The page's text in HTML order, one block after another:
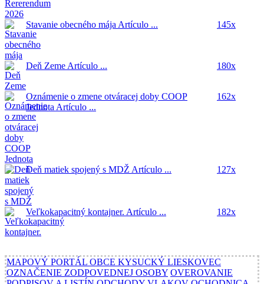
Stavanie obecného mája Artículo ... 145x
Deň Zeme Artículo ... 180x
Oznámenie o zmene otváracej doby COOP
Jednota Artículo ...
162x
Deň matiek spojený s MDŽ Artículo ... 127x
Veľkokapacitný kontajner. Artículo ... 182x
MAPOVÝ PORTÁL OBCE KYSUCKÝ LIESKOVEC
OZNAČENIE ZODPOVEDNEJ OSOBY OVEROVANIE